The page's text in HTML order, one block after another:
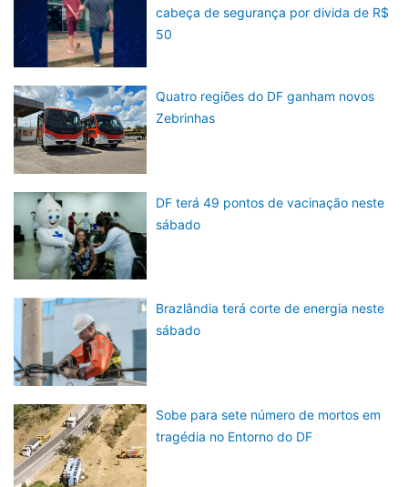
cabeça de segurança por divida de R$
50
Quatro regiões do DF ganham novos
Zebrinhas
DF terá 49 pontos de vacinação neste
sábado
Brazlândia terá corte de energia neste
sábado
Sobe para sete número de mortos em
tragédia no Entorno do DF